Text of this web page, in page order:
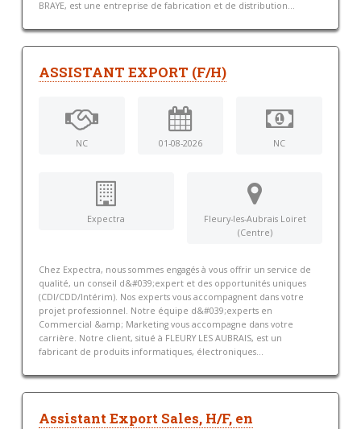
BRAYE, est une entreprise de fabrication et de distribution...
ASSISTANT EXPORT (F/H)
NC 01-08-2026 NC
Expectra
Fleury-les-Aubrais Loiret
(Centre)
Chez Expectra, nous sommes engagés à vous offrir un service de
qualité, un conseil d&#039;expert et des opportunités uniques
(CDI/CDD/Intérim). Nos experts vous accompagnent dans votre
projet professionnel. Notre équipe d&#039;experts en
Commercial &amp; Marketing vous accompagne dans votre
carrière. Notre client, situé à FLEURY LES AUBRAIS, est un
fabricant de produits informatiques, électroniques...
Assistant Export Sales, H/F, en